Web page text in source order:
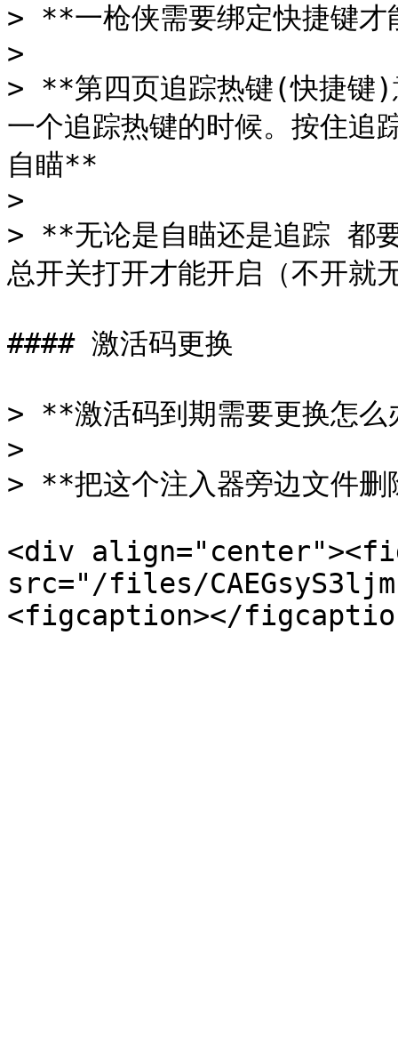
> **一枪侠需要绑定快捷键
>
> **第四页追踪热键(快捷键)
一个追踪热键的时候。按住追
自瞄**
>
> **无论是自瞄还是追踪 都
总开关打开才能开启（不开就
#### 激活码更换
> **激活码到期需要更换怎
>
> **把这个注入器旁边文件删
<div
src="/files/